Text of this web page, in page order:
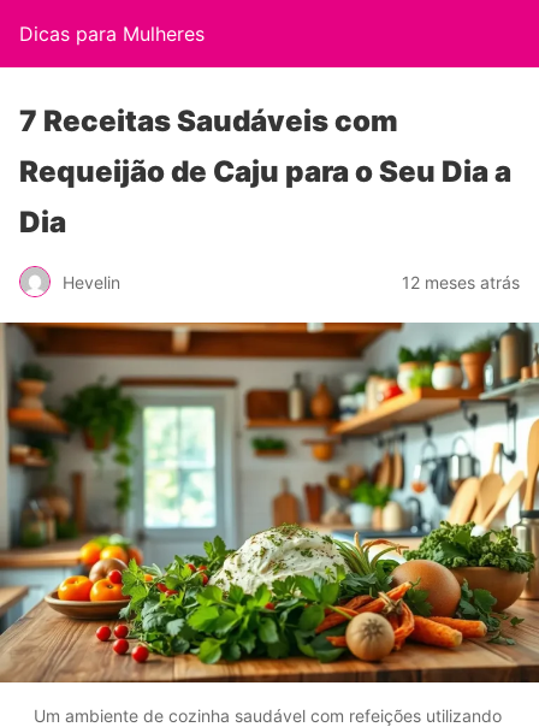
Dicas para Mulheres
7 Receitas Saudáveis com
Requeijão de Caju para o Seu Dia a
Dia
Hevelin 12 meses atrás
Um ambiente de cozinha saudável com refeições utilizando